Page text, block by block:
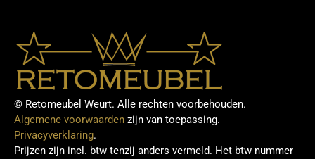
© Retomeubel Weurt. Alle rechten voorbehouden.
Algemene voorwaarden zijn van toepassing.
Privacyverklaring.
Prijzen zijn incl. btw tenzij anders vermeld. Het btw nummer